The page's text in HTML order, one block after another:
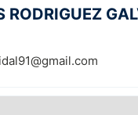
RODRIGUEZ